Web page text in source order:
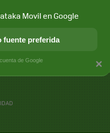
APLICACIONES
×
Movil en Google
fuente preferida
de Google